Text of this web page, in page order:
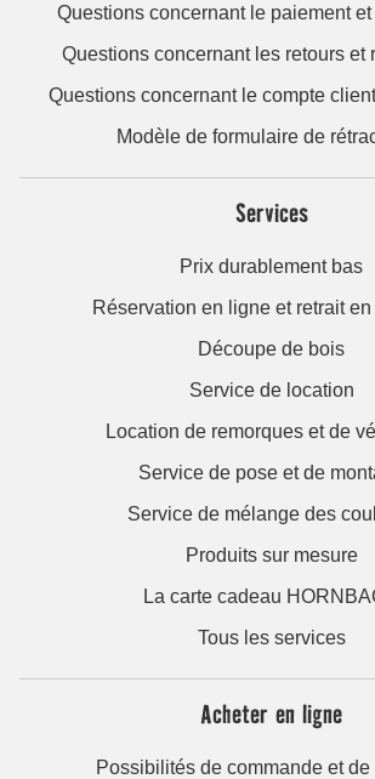
Questions concernant le paiement
Questions concernant les retours et
Questions concernant le compte
Modèle de formulaire de
Services
Prix durablement bas
Réservation en ligne et retrait
Découpe de bois
Service de location
Location de remorques et de
Service de pose et de
Service de mélange des
Produits sur mesure
La carte cadeau
Tous les services
Acheter en ligne
Possibilités de commande et